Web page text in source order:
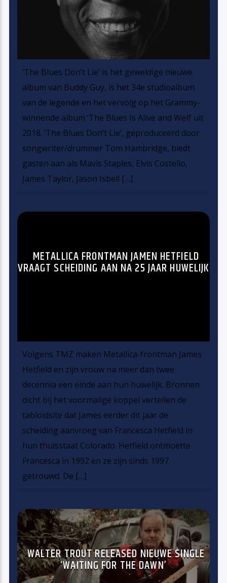
‘The Blues Don’t Lie’ is het geweldige nieuwe
album van Buddy Guy, is het 34e studioalbum
van de legende en het vervolg op het Grammy-
winnende album ‘The Blues Is Alive and Well’ uit
2018. ‘The Blues Don’t Lie’, geproduceerd door
songwriter/drummer Tom Hambridge, biedt
gasten aan als Mavis Staples, Elvis Costello,
James Taylor, Jason Isbell […]
METALLICA FRONTMAN JAMEN HETFIELD
VRAAGT SCHEIDING AAN NA 25 JAAR HUWELIJK
Volgens TMZ maken Metallica-frontman James
Hetfield en zijn vrouw na meer dan twee
decennia een einde aan hun huwelijk. Bronnen
dicht bij het voormalige koppel vertellen de
tabloidsite dat James eerder dit jaar de
scheiding aanvroeg van Francesca Hetfield in
hun thuisstaat Colorado. Hetfield ontmoette
Francesca in 1992 en ze zijn sinds 1997
getrouwd. De […]
WALTER TROUT RELEASED NIEUWE SINGLE
‘WAITING FOR THE DAWN’